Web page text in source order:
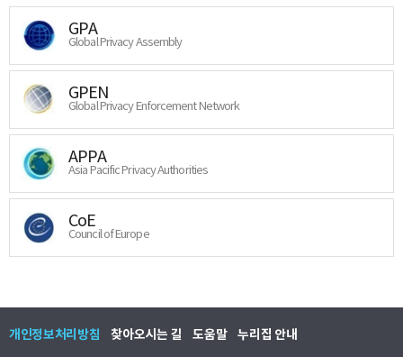
GPA
Global Privacy Assembly
GPEN
Global Privacy Enforcement Network
APPA
Asia Pacific Privacy Authorities
CoE
Council of Europe
개인정보처리방침 찾아오시는 길 도움말 누리집 안내